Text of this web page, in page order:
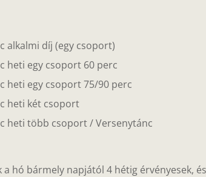
alkalmi díj (egy csoport)
heti egy csoport 60 perc
heti egy csoport 75/90 perc
heti két csoport
heti több csoport / Versenytánc
a hó bármely napjától 4 hétig érvényesek,